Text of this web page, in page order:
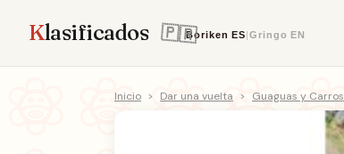
Klasificados Boriken ES|Gringo EN
Inicio > Dar una vuelta > Guaguas y Carros